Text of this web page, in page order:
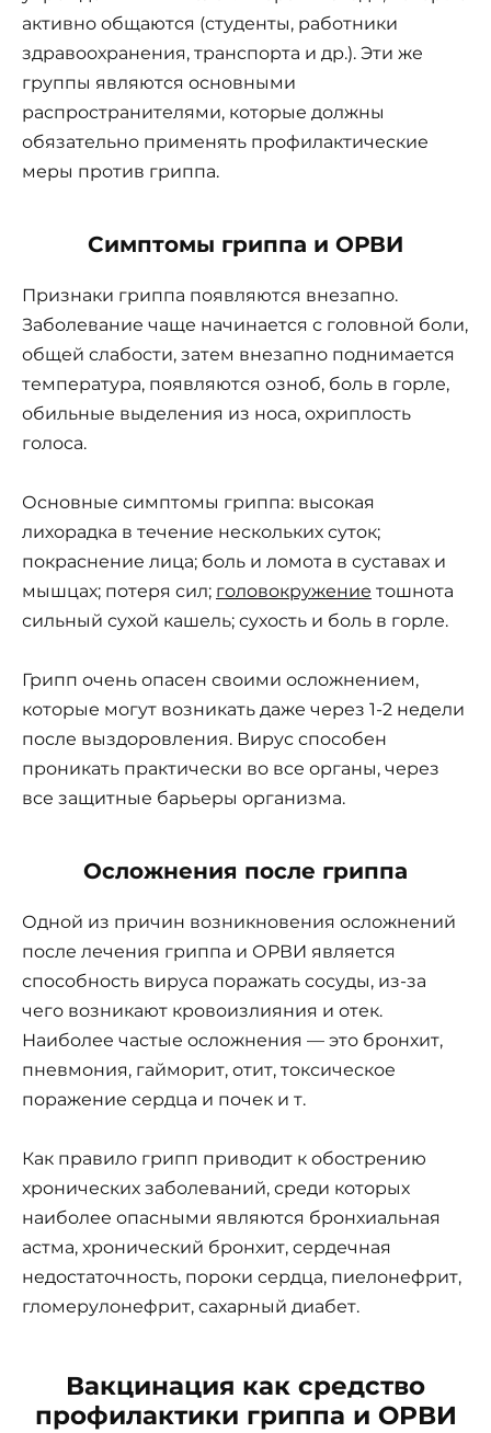
активно общаются (студенты, работники
здравоохранения, транспорта и др.). Эти же
группы являются основными
распространителями, которые должны
обязательно применять профилактические
меры против гриппа.
Симптомы гриппа и ОРВИ
Признаки гриппа появляются внезапно.
Заболевание чаще начинается с головной боли,
общей слабости, затем внезапно поднимается
температура, появляются озноб, боль в горле,
обильные выделения из носа, охриплость
голоса.
Основные симптомы гриппа: высокая
лихорадка в течение нескольких суток;
покраснение лица; боль и ломота в суставах и
мышцах; потеря сил; головокружение тошнота
сильный сухой кашель; сухость и боль в горле.
Грипп очень опасен своими осложнением,
которые могут возникать даже через 1-2 недели
после выздоровления. Вирус способен
проникать практически во все органы, через
все защитные барьеры организма.
Осложнения после гриппа
Одной из причин возникновения осложнений
после лечения гриппа и ОРВИ является
способность вируса поражать сосуды, из-за
чего возникают кровоизлияния и отек.
Наиболее частые осложнения — это бронхит,
пневмония, гайморит, отит, токсическое
поражение сердца и почек и т.
Как правило грипп приводит к обострению
хронических заболеваний, среди которых
наиболее опасными являются бронхиальная
астма, хронический бронхит, сердечная
недостаточность, пороки сердца, пиелонефрит,
гломерулонефрит, сахарный диабет.
Вакцинация как средство
профилактики гриппа и ОРВИ